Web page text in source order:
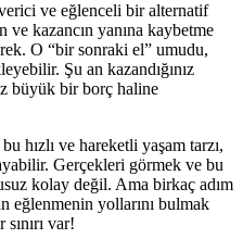
ve eğlenceli bir alternatif
kazancın yanına kaybetme
O “bir sonraki el” umudu,
Şu an kazandığınız
büyük bir borç haline
hızlı ve hareketli yaşam tarzı,
Gerçekleri görmek ve bu
kolay değil. Ama birkaç adım
eğlenmenin yollarını bulmak
var!